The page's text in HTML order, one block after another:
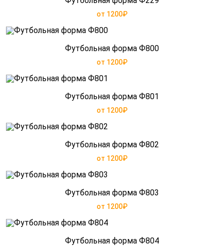
от 1200₽
Футбольная форма Ф800
от 1200₽
Футбольная форма Ф801
от 1200₽
Футбольная форма Ф802
от 1200₽
Футбольная форма Ф803
от 1200₽
Футбольная форма Ф804